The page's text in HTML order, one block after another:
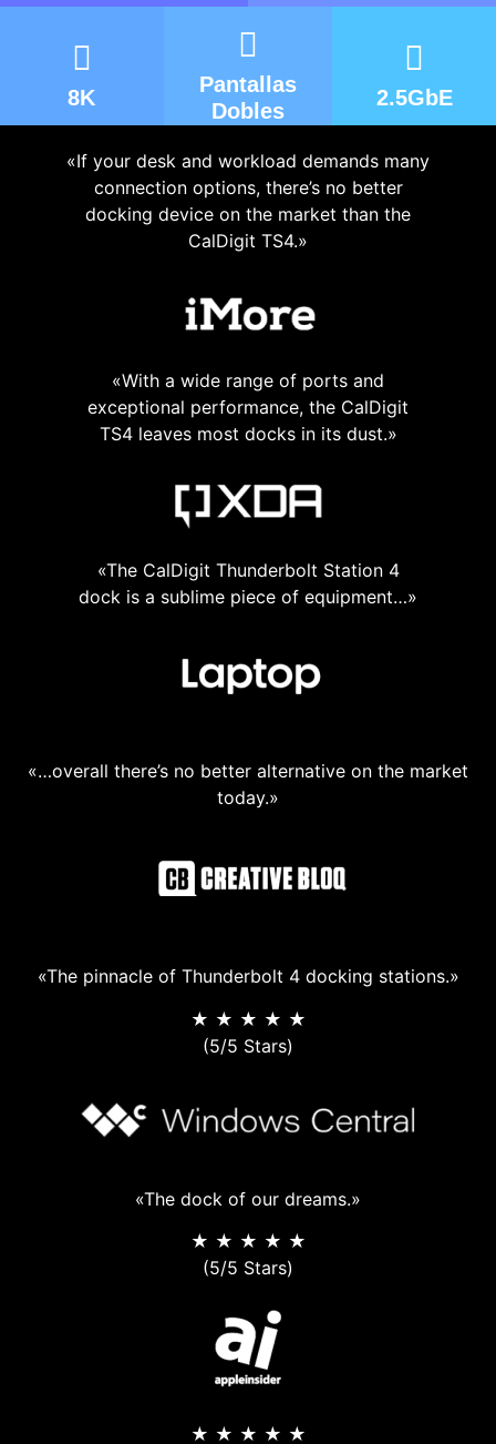
8K
Pantallas
Dobles
2.5GbE
«If your desk and workload demands many
connection options, there’s no better
docking device on the market than the
CalDigit TS4.»
«With a wide range of ports and
exceptional performance, the CalDigit
TS4 leaves most docks in its dust.»
«The CalDigit Thunderbolt Station 4
dock is a sublime piece of equipment…»
«…overall there’s no better alternative on the market
today.»
«The pinnacle of Thunderbolt 4 docking stations.»
★ ★ ★ ★ ★
(5/5 Stars)
«The dock of our dreams.»
★ ★ ★ ★ ★
(5/5 Stars)
★ ★ ★ ★ ★